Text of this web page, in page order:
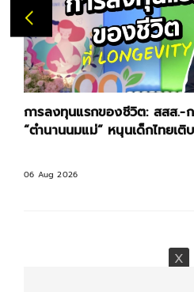
การลงทุนแรกของชีวิต: สสส
“ตำนานนมแม่” หนุนเด็กไทยเติ
06 Aug 2026